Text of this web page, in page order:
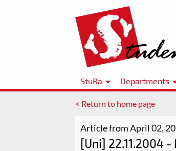
StuRa Departments
< Return to home page
Article from April 02,
[Uni] 22.11.2004